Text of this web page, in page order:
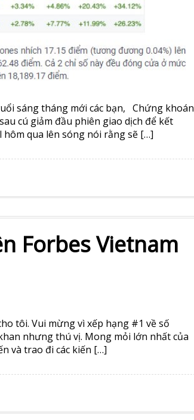
sáng tháng mới các bạn, Chứng khoán
cú giảm đầu phiên giao dịch để kết
qua lên sóng nói rằng sẽ […]
Forbes Vietnam
tôi. Vui mừng vì xếp hạng #1 về số
nhưng thú vị. Mong mỏi lớn nhất của
và trao đi các kiến […]